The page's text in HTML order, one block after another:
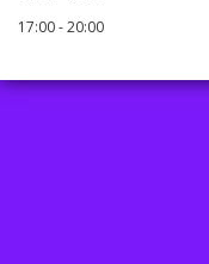
17:00 - 20:00